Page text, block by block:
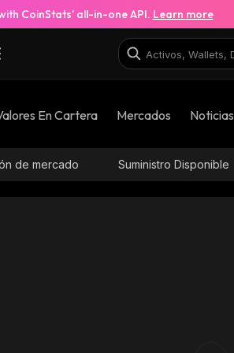
CoinStats’ all-in-one API. Learn more
En Cartera Mercados Noticias
de mercado Suministro Disponible